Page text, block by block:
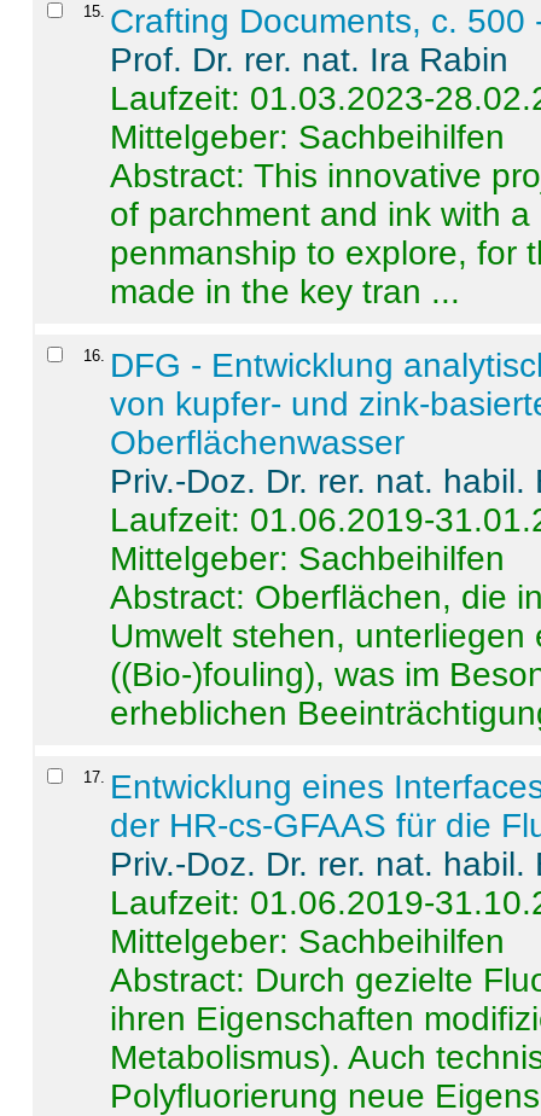
15 Crafting Documents, c. 500
Prof. Dr. rer. nat. Ira Rabin
Laufzeit: 01.03.2023-
Mittelgeber: Sachbeihilfen
Abstract:This innovative
of parchment and ink with
penmanship to explore, for
made in the key tran ...
16
DFG - Entwicklung
von kupfer- und zink-
Oberflächenwasser
Priv.-Doz. Dr. rer. nat.
Laufzeit: 01.06.2019-
Mittelgeber: Sachbeihilfen
Abstract: Oberflächen, die
Umwelt stehen,
((Bio-)fouling), was im
erheblichen
17
Entwicklung eines
der HR-cs-GFAAS für die
Priv.-Doz. Dr. rer. nat.
Laufzeit: 01.06.2019-
Mittelgeber: Sachbeihilfen
Abstract: Durch gezielte
ihren Eigenschaften
Metabolismus). Auch
Polyfluorierung neue